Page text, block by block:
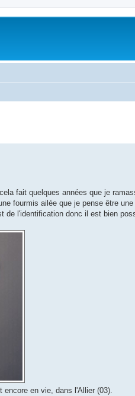
fait quelques années que je
fourmis ailée que je pense être
de l'identification donc il est bien
encore en vie, dans l'Allier (03).